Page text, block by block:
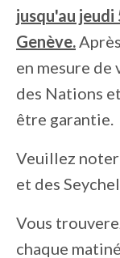
jusqu'au
Genève.
en mesure de
des Nations
être garantie.
Veuillez noter
et des
Vous
chaque